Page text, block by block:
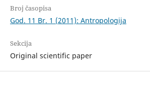
Broj časopisa
God. 11 Br. 1 (2011): Antropologija
Sekcija
Original scientific paper